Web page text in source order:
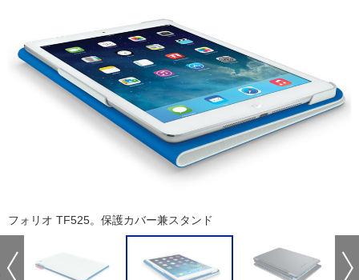
フォリオ TF525。保護カバー兼スタンド